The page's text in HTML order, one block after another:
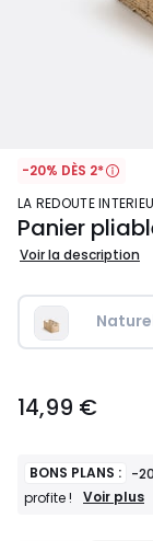
-20% DÈS 2*
LA REDOUTE
Panier
Voir la description
€.
14,99 €
BONS PLANS : -
profite !
BONS
Voir plus